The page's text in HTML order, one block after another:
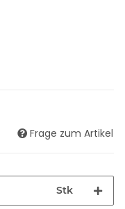
Frage zum Artikel
Stk